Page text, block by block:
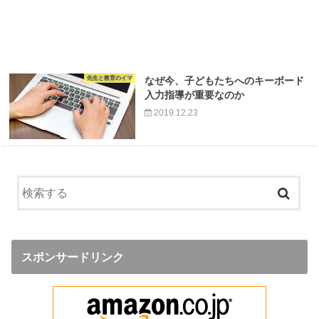
先生と教育のイマ
なぜ今、子どもたちへのキーボード
入力指導が重要なのか
2019.12.23
スポンサードリンク